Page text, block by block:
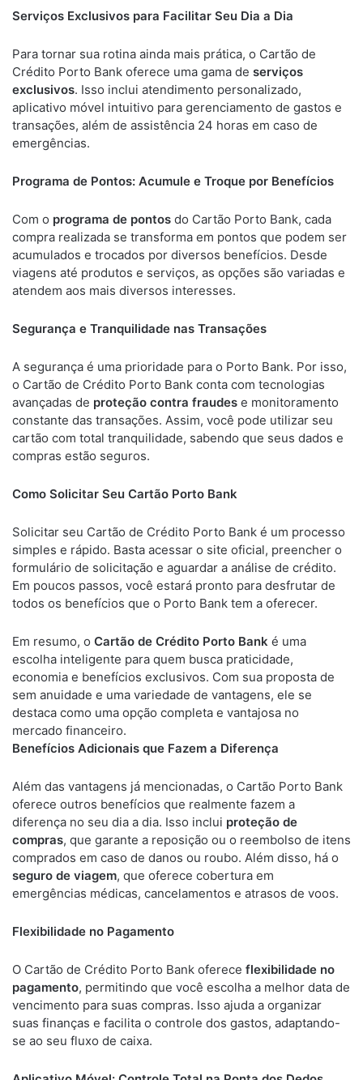
Serviços Exclusivos para Facilitar Seu Dia a Dia
Para tornar sua rotina ainda mais prática, o Cartão de
Crédito Porto Bank oferece uma gama de serviços
exclusivos. Isso inclui atendimento personalizado,
aplicativo móvel intuitivo para gerenciamento de gastos e
transações, além de assistência 24 horas em caso de
emergências.
Programa de Pontos: Acumule e Troque por Benefícios
Com o programa de pontos do Cartão Porto Bank, cada
compra realizada se transforma em pontos que podem ser
acumulados e trocados por diversos benefícios. Desde
viagens até produtos e serviços, as opções são variadas e
atendem aos mais diversos interesses.
Segurança e Tranquilidade nas Transações
A segurança é uma prioridade para o Porto Bank. Por isso,
o Cartão de Crédito Porto Bank conta com tecnologias
avançadas de proteção contra fraudes e monitoramento
constante das transações. Assim, você pode utilizar seu
cartão com total tranquilidade, sabendo que seus dados e
compras estão seguros.
Como Solicitar Seu Cartão Porto Bank
Solicitar seu Cartão de Crédito Porto Bank é um processo
simples e rápido. Basta acessar o site oficial, preencher o
formulário de solicitação e aguardar a análise de crédito.
Em poucos passos, você estará pronto para desfrutar de
todos os benefícios que o Porto Bank tem a oferecer.
Em resumo, o Cartão de Crédito Porto Bank é uma
escolha inteligente para quem busca praticidade,
economia e benefícios exclusivos. Com sua proposta de
sem anuidade e uma variedade de vantagens, ele se
destaca como uma opção completa e vantajosa no
mercado financeiro.
Benefícios Adicionais que Fazem a Diferença
Além das vantagens já mencionadas, o Cartão Porto Bank
oferece outros benefícios que realmente fazem a
diferença no seu dia a dia. Isso inclui proteção de
compras, que garante a reposição ou o reembolso de itens
comprados em caso de danos ou roubo. Além disso, há o
seguro de viagem, que oferece cobertura em
emergências médicas, cancelamentos e atrasos de voos.
Flexibilidade no Pagamento
O Cartão de Crédito Porto Bank oferece flexibilidade no
pagamento, permitindo que você escolha a melhor data de
vencimento para suas compras. Isso ajuda a organizar
suas finanças e facilita o controle dos gastos, adaptando-
se ao seu fluxo de caixa.